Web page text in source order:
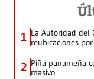
1 La Autoridad del
reubicaciones
2 Piña panameña
masivo